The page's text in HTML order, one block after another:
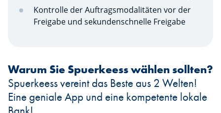
Kontrolle der Auftragsmodalitäten vor der
Freigabe und sekundenschnelle Freigabe
Warum Sie Spuerkeess wählen sollten?
Spuerkeess vereint das Beste aus 2 Welten!
Eine geniale App und eine kompetente lokale